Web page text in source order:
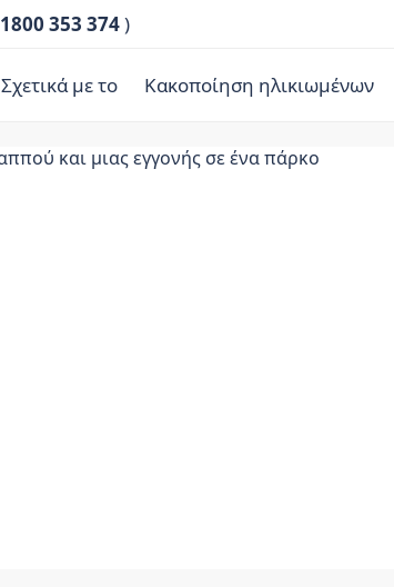
1800 353 374)
Σχετικά με το Κακοποίηση ηλικιωμένων